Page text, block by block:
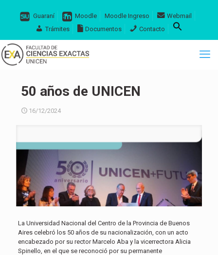
Guaraní Moodle Moodle Ingreso
Webmail
Trámites
Documentos Contacto
50 años de UNICEN
16/12/2024
La Universidad Nacional del Centro de la Provincia de Buenos
Aires celebró los 50 años de su nacionalización, con un acto
encabezado por su rector Marcelo Aba y la vicerrectora Alicia
Spinello, en el que se reconoció por su permanente